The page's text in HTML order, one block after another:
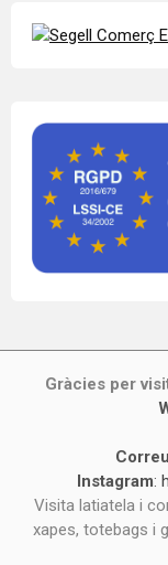
Gràcies per
Instagram:
Visita latiatela i
xapes, totebags i